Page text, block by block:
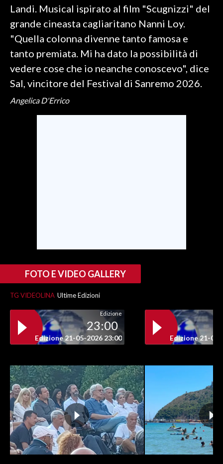
CULTURA
SPETTACOLI
GOSSIP
SALUTE
SARDEGNA TURISMO
ABBONATI
ANNUNCI
NECROLOGI
PUBBLICITÀ
SPIAGGE
STORE
Landi. Musical ispirato al film "Scugnizzi" del
grande cineasta cagliaritano Nanni Loy.
"Quella colonna divenne tanto famosa e
tanto premiata. Mi ha dato la possibilità di
vedere cose che io neanche conoscevo", dice
Sal, vincitore del Festival di Sanremo 2026.
Angelica D'Errico
FOTO E VIDEO GALLERY
TG VIDEOLINA Ultime Edizioni
Edizione
23:00
Edizione 21-05-2026 23:00 Edizione 21-05-